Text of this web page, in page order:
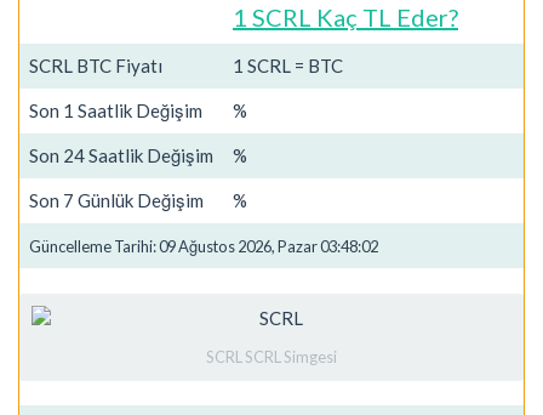
1 SCRL Kaç TL Eder?
SCRL BTC Fiyatı 1 SCRL = BTC
Son 1 Saatlik Değişim %
Son 24 Saatlik Değişim %
Son 7 Günlük Değişim %
Güncelleme Tarihi: 09 Ağustos 2026, Pazar 03:48:02
SCRL SCRL Simgesi